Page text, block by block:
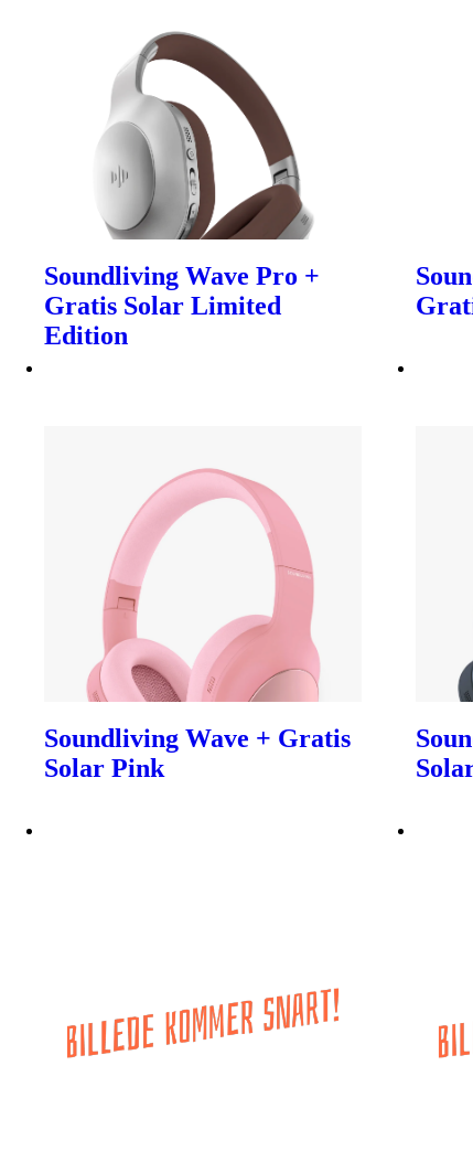
Soundliving Wave Pro +
Gratis Solar Limited
Edition
Soundliving Wave + Gratis
Solar Pink